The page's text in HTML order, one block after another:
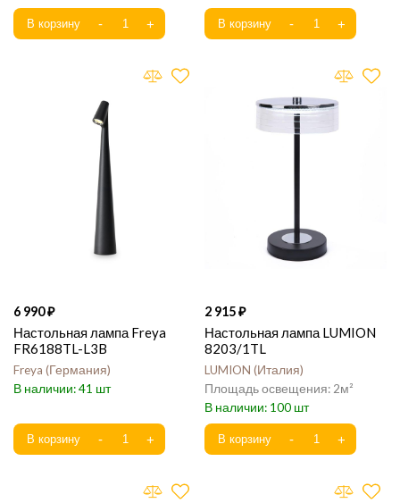
6 990
Настольная лампа Freya
FR6188TL-L3B
Freya Германия
41
2 915
Настольная лампа LUMION
8203/1TL
LUMION Италия
2
100